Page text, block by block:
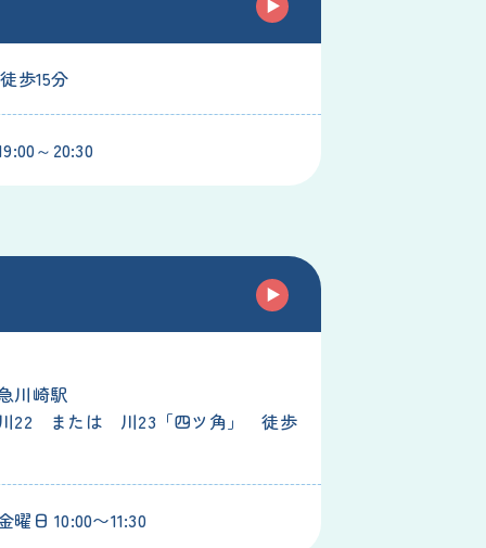
歩15分
～20:30
川崎駅
22 または 川23「四ツ角」 徒歩
曜日 10:00〜11:30